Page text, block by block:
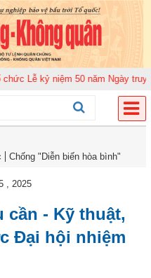
niệm 50 năm Ngày truyền thống
Chống "Diễn biến hòa bình"
, 2025
cần - Kỹ thuật,
Đại hội nhiệm